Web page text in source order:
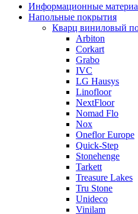
Информационные
Напольные покрытия
Кварц виниловый
Arbiton
Corkart
Grabo
IVC
LG Hausys
Linofloor
NextFloor
Nomad Flo
Nox
Oneflor Europe
Quick-Step
Stonehenge
Tarkett
Treasure Lakes
Tru Stone
Unideco
Vinilam